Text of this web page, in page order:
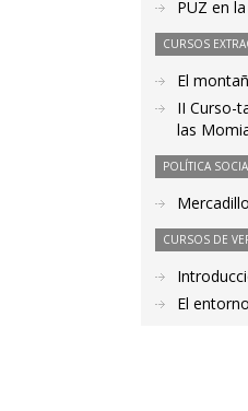
PUZ en
CURSOS
El
II Curso-
las
POLÍTICA
CURSOS DE
El